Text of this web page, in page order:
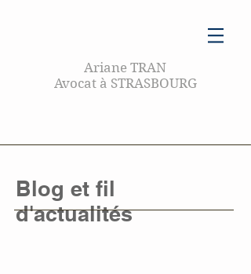
Ariane TRAN
Avocat à STRASBOURG
Blog et fil
d'actualités